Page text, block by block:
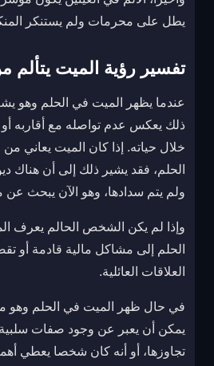
يطل على محرمات ولم يستنكر
تفسير رؤية الميت يتألم
عندما يظهر الميت في الحلم وهو
ذلك يعكس عدم تواصله مع أقاربه أو
خلال حياته. إذا كان الميت
الحلم، فقد يشير ذلك إلى أن هناك
ولم يتم سدادها، وهو الآن يبحث عن
وإذا لم يكن الشخص الحالم يعرف
الحلم إلى مشاكل مالية قادمة أو
العلاقات العائلية.
في حال ظهر الميت في الحلم وهو
يمكن أن يعبر عن وجود صفات
تجاوزها، أو أنه كان شخصا يعطي